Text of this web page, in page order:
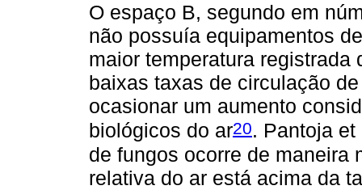
O espaço B, segundo em
não possuía equipamentos
maior temperatura
baixas taxas de circulação
ocasionar um aumento
biológicos do ar20. Pantoja et
de fungos ocorre de maneira
relativa do ar está acima da